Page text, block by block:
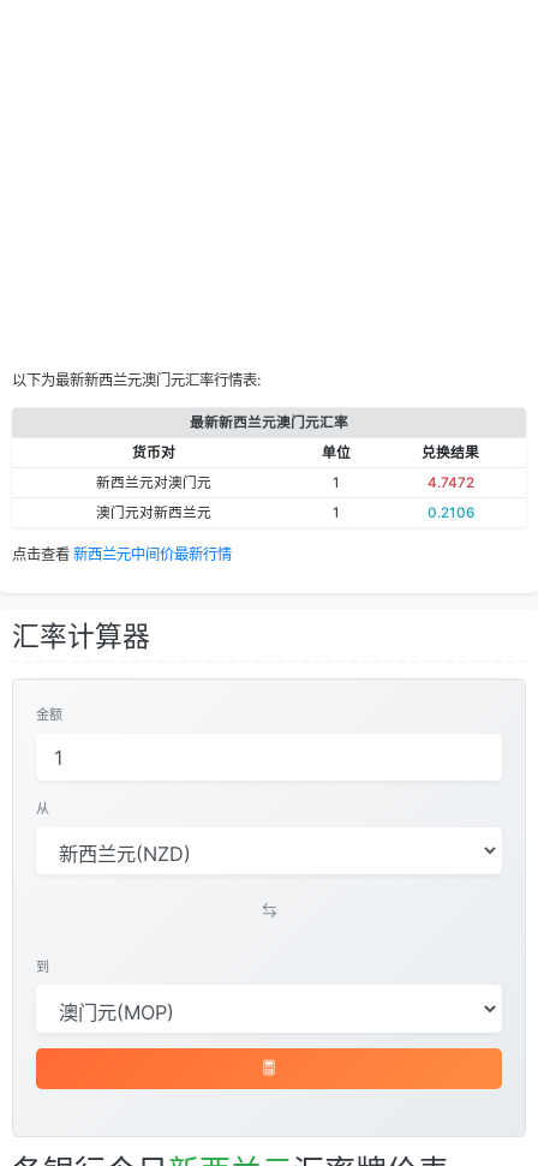
以下为最新新西兰元澳门元汇率行情表:
最新新西兰元澳门元汇率
货币对
单位
兑换结果
新西兰元对澳门元
1
4.7472
澳门元对新西兰元
1 0.2106
点击查看 新西兰元中间价最新行情
汇率计算器
金额
从
到